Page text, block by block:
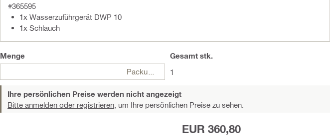
#365595
1x Wasserzuführgerät DWP 10
1x Schlauch
Menge
Gesamt stk.
1
Ihre persönlichen Preise werden nicht angezeigt
Bitte anmelden oder registrieren, um Ihre persönlichen Preise zu sehen.
EUR 360,80